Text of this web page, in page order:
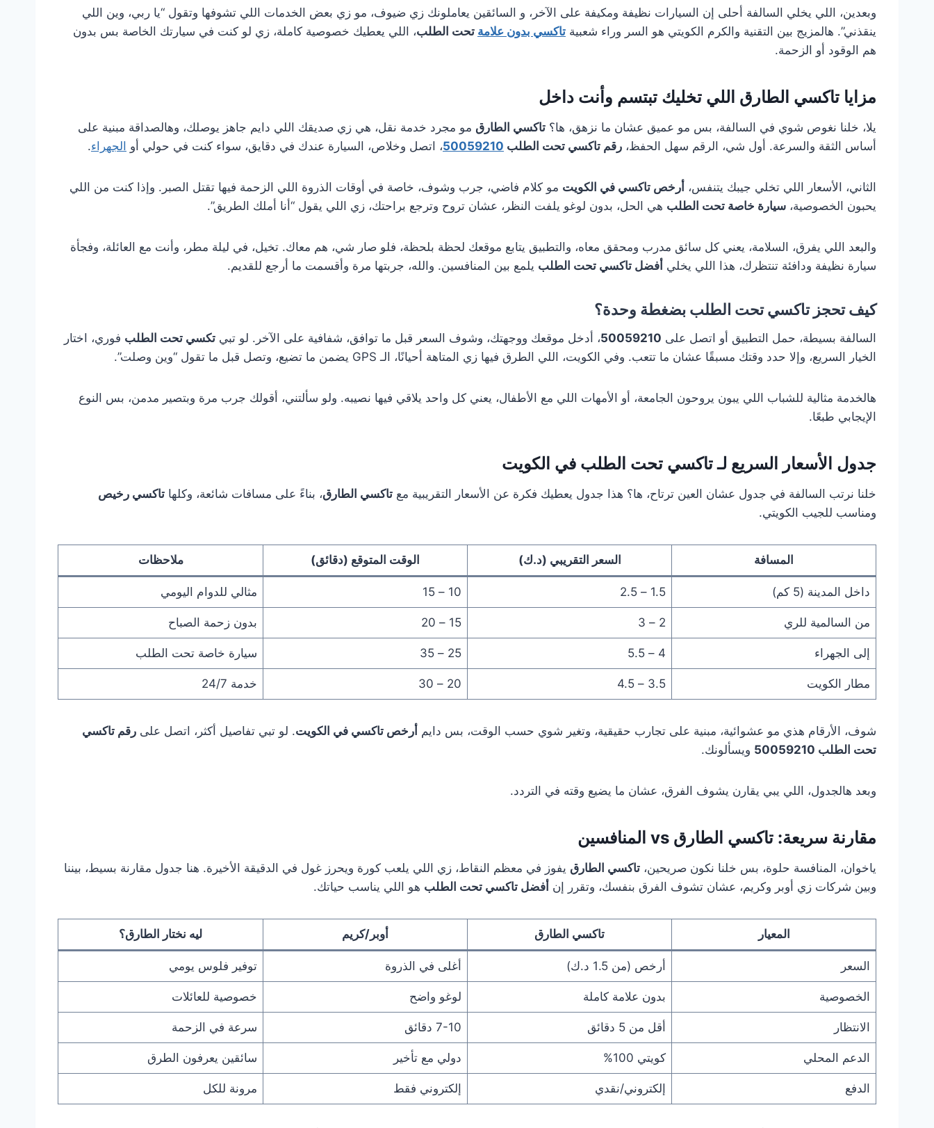
وبعدين، اللي يخلي السالفة أحلى إن السيارات نظيفة ومكيفة على الآخر، و السائقين يعاملونك زي ضيوف، مو زي بعض الخدمات اللي تشوفها وتقول “يا ربي، وين اللي
ينقذني”. هالمزيج بين التقنية والكرم الكويتي هو السر وراء شعبية تاكسي بدون علامة تحت الطلب، اللي يعطيك خصوصية كاملة، زي لو كنت في سيارتك الخاصة بس بدون
هم الوقود أو الزحمة.
مزايا تاكسي الطارق اللي تخليك تبتسم وأنت داخل
يلا، خلنا نغوص شوي في السالفة، بس مو عميق عشان ما نزهق، ها؟ تاكسي الطارق مو مجرد خدمة نقل، هي زي صديقك اللي دايم جاهز يوصلك، وهالصداقة مبنية على
أساس الثقة والسرعة. أول شي، الرقم سهل الحفظ، رقم تاكسي تحت الطلب 50059210، اتصل وخلاص، السيارة عندك في دقايق، سواء كنت في حولي أو الجهراء.
الثاني، الأسعار اللي تخلي جيبك يتنفس، أرخص تاكسي في الكويت مو كلام فاضي، جرب وشوف، خاصة في أوقات الذروة اللي الزحمة فيها تقتل الصبر. وإذا كنت من اللي
يحبون الخصوصية، سيارة خاصة تحت الطلب هي الحل، بدون لوغو يلفت النظر، عشان تروح وترجع براحتك، زي اللي يقول “أنا أملك الطريق”.
والبعد اللي يفرق، السلامة، يعني كل سائق مدرب ومحقق معاه، والتطبيق يتابع موقعك لحظة بلحظة، فلو صار شي، هم معاك. تخيل، في ليلة مطر، وأنت مع العائلة، وفجأة
سيارة نظيفة ودافئة تنتظرك، هذا اللي يخلي أفضل تاكسي تحت الطلب يلمع بين المنافسين. والله، جربتها مرة وأقسمت ما أرجع للقديم.
كيف تحجز تاكسي تحت الطلب بضغطة وحدة؟
السالفة بسيطة، حمل التطبيق أو اتصل على 50059210، أدخل موقعك ووجهتك، وشوف السعر قبل ما توافق، شفافية على الآخر. لو تبي تكسي تحت الطلب فوري، اختار
الخيار السريع، وإلا حدد وقتك مسبقًا عشان ما تتعب. وفي الكويت، اللي الطرق فيها زي المتاهة أحيانًا، الـ GPS يضمن ما تضيع، وتصل قبل ما تقول “وين وصلت”.
هالخدمة مثالية للشباب اللي يبون يروحون الجامعة، أو الأمهات اللي مع الأطفال، يعني كل واحد يلاقي فيها نصيبه. ولو سألتني، أقولك جرب مرة وبتصير مدمن، بس النوع
الإيجابي طبعًا.
جدول الأسعار السريع لـ تاكسي تحت الطلب في الكويت
خلنا نرتب السالفة في جدول عشان العين ترتاح، ها؟ هذا جدول يعطيك فكرة عن الأسعار التقريبية مع تاكسي الطارق، بناءً على مسافات شائعة، وكلها تاكسي رخيص
ومناسب للجيب الكويتي.
المسافة السعر التقريبي (د.ك) الوقت المتوقع (دقائق) ملاحظات
داخل المدينة (5 كم) 1.5 – 2.5
10 – 15 مثالي للدوام اليومي
من السالمية للري 2 – 3
15 – 20 بدون زحمة الصباح
إلى الجهراء 4 – 5.5
25 – 35 سيارة خاصة تحت الطلب
مطار الكويت 3.5 – 4.5
20 – 30 خدمة 24/7
شوف، الأرقام هذي مو عشوائية، مبنية على تجارب حقيقية، وتغير شوي حسب الوقت، بس دايم أرخص تاكسي في الكويت. لو تبي تفاصيل أكثر، اتصل على رقم تاكسي
تحت الطلب 50059210
ويسألونك.
وبعد هالجدول، اللي يبي يقارن يشوف الفرق، عشان ما يضيع وقته في التردد.
مقارنة سريعة: تاكسي الطارق vs المنافسين
ياخوان، المنافسة حلوة، بس خلنا نكون صريحين، تاكسي الطارق يفوز في معظم النقاط، زي اللي يلعب كورة ويحرز غول في الدقيقة الأخيرة. هنا جدول مقارنة بسيط، بيننا
وبين شركات زي أوبر وكريم، عشان تشوف الفرق بنفسك، وتقرر إن أفضل تاكسي تحت الطلب هو اللي يناسب حياتك.
المعيار تاكسي الطارق أوبر/كريم ليه نختار الطارق؟
السعر أرخص (من 1.5 د.ك) أغلى في الذروة توفير فلوس يومي
الخصوصية بدون علامة كاملة لوغو واضح خصوصية للعائلات
الانتظار أقل من 5 دقائق 7-10 دقائق سرعة في الزحمة
الدعم المحلي كويتي 100% دولي مع تأخير سائقين يعرفون الطرق
الدفع إلكتروني/نقدي إلكتروني فقط مرونة للكل